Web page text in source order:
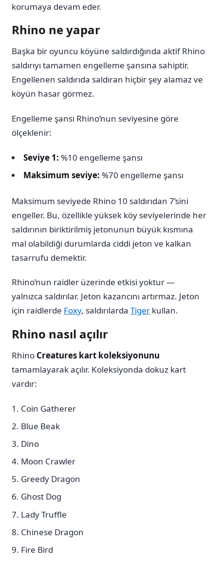
korumaya devam eder.
Rhino ne yapar
Başka bir oyuncu köyüne saldırdığında aktif Rhino
saldırıyı tamamen engelleme şansına sahiptir.
Engellenen saldırıda saldıran hiçbir şey alamaz ve
köyün hasar görmez.
Engelleme şansı Rhino’nun seviyesine göre
ölçeklenir:
Seviye 1: %10 engelleme şansı
Maksimum seviye: %70 engelleme şansı
Maksimum seviyede Rhino 10 saldırıdan 7’sini
engeller. Bu, özellikle yüksek köy seviyelerinde her
saldırının biriktirilmiş jetonunun büyük kısmına
mal olabildiği durumlarda ciddi jeton ve kalkan
tasarrufu demektir.
Rhino’nun raidler üzerinde etkisi yoktur —
yalnızca saldırılar. Jeton kazancını artırmaz. Jeton
için raidlerde Foxy, saldırılarda Tiger kullan.
Rhino nasıl açılır
Rhino Creatures kart koleksiyonunu
tamamlayarak açılır. Koleksiyonda dokuz kart
vardır:
Coin Gatherer
Blue Beak
Dino
Moon Crawler
Greedy Dragon
Ghost Dog
Lady Truffle
Chinese Dragon
Fire Bird